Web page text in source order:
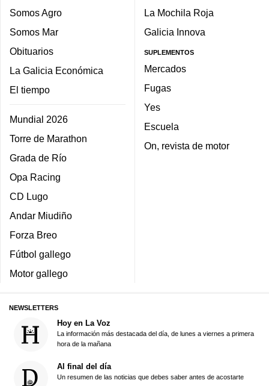
Somos Agro
Somos Mar
Obituarios
La Galicia Económica
El tiempo
Mundial 2026
Torre de Marathon
Grada de Río
Opa Racing
CD Lugo
Andar Miudiño
Forza Breo
Fútbol gallego
Motor gallego
La Mochila Roja
Galicia Innova
SUPLEMENTOS
Mercados
Fugas
Yes
Escuela
On, revista de motor
NEWSLETTERS
Hoy en La Voz
La información más destacada del día, de lunes a viernes a primera
hora de la mañana
Al final del día
Un resumen de las noticias que debes saber antes de acostarte